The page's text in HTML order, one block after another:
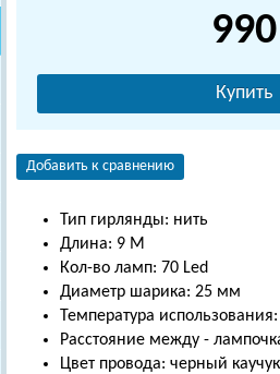
990
Купить
Добавить к сравнению
Тип гирлянды: нить
Длина: 9 М
Кол-во ламп: 70 Led
Диаметр шарика: 25 мм
Температура
Расстояние между -
Цвет провода: черный